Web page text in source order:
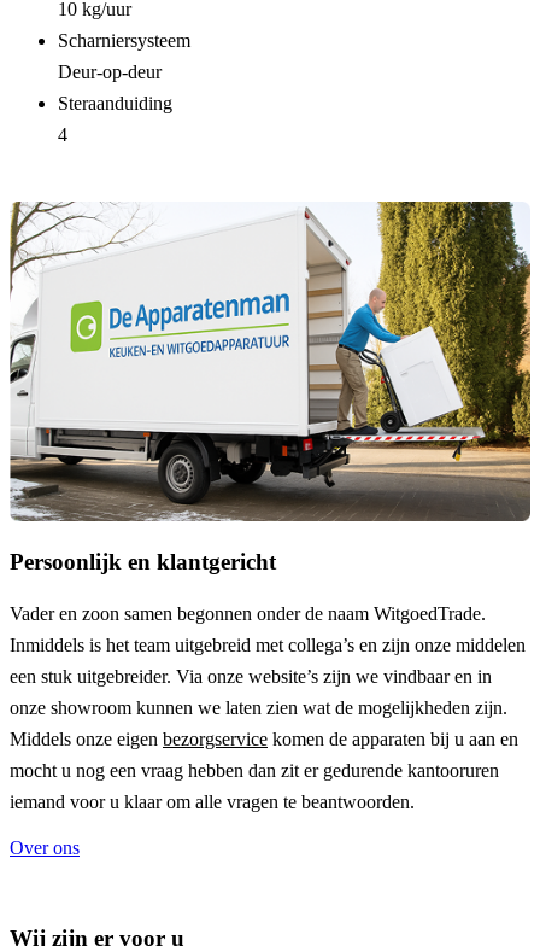
10 kg/uur
Scharniersysteem
Deur-op-deur
Steraanduiding
4
Persoonlijk en klantgericht
Vader en zoon samen begonnen onder de naam WitgoedTrade.
Inmiddels is het team uitgebreid met collega’s en zijn onze middelen
een stuk uitgebreider. Via onze website’s zijn we vindbaar en in
onze showroom kunnen we laten zien wat de mogelijkheden zijn.
Middels onze eigen bezorgservice komen de apparaten bij u aan en
mocht u nog een vraag hebben dan zit er gedurende kantooruren
iemand voor u klaar om alle vragen te beantwoorden.
Over ons
Wij zijn er voor u